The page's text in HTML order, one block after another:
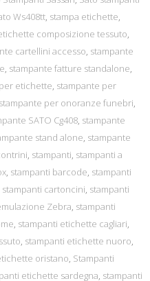
Ws408tt, stampa etichette,
composizione tessuto,
cartellini accesso, stampante
, stampante fatture standalone,
etichette, stampante per
stampante per onoranze funebri,
SATO Cg408, stampante
stand alone, stampante
, stampanti, stampanti a
, stampanti barcode, stampanti
stampanti cartoncini, stampanti
Zebra, stampanti
, stampanti etichette cagliari,
, stampanti etichette nuoro,
oristano, Stampanti
etichette sardegna, stampanti